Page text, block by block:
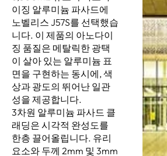
이징 알루미늄 파사드에
노벨리스 J57S를 선택했습
니다. 이 제품의 아노다이
징 품질은 메탈릭한 광택
이 살아 있는 알루미늄 표
면을 구현하는 동시에, 색
상과 광도의 뛰어난 일관
성을 제공합니다.
3차원 알루미늄 파사드 클
래딩은 시각적 완성도를
한층 끌어올립니다. 유리
요소와 두께 2mm 및 3mm